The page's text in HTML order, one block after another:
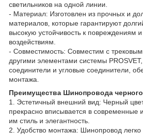
светильников на одной линии.
- Материал: Изготовлен из прочных и
материалов, которые гарантируют
высокую устойчивость к повреждениям
воздействиям.
- Совместимость: Совместим с
другими элементами системы PROSVET,
соединители и угловые соединители,
монтажа.
Преимущества Шинопровода черного
1. Эстетичный внешний вид: Черный
прекрасно вписывается в современные
им стиль и элегантность.
2. Удобство монтажа: Шинопровод легко